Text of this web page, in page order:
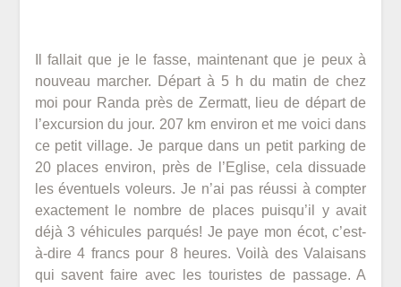
5
juin
2020
Il fallait que je le fasse, maintenant que je peux à
nouveau marcher. Départ à 5 h du matin de chez
moi pour Randa près de Zermatt, lieu de départ de
l’excursion du jour. 207 km environ et me voici dans
ce petit village. Je parque dans un petit parking de
20 places environ, près de l’Eglise, cela dissuade
les éventuels voleurs. Je n’ai pas réussi à compter
exactement le nombre de places puisqu’il y avait
déjà 3 véhicules parqués! Je paye mon écot, c’est-
à-dire 4 francs pour 8 heures. Voilà des Valaisans
qui savent faire avec les touristes de passage. A